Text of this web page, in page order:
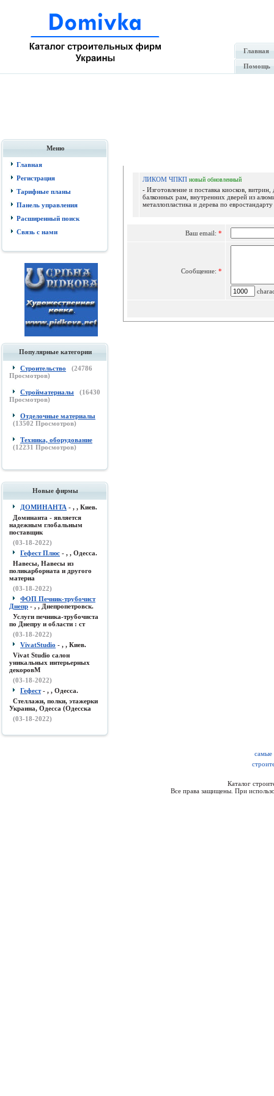
Главная
Помощь
Меню
Главная
Регистрация
Тарифные планы
Панель управления
Расширенный поиск
Связь с нами
Популярные категории
Строительство (24786
Просмотров)
Стройматериалы (16430
Просмотров)
Отделочные материалы
(13502 Просмотров)
Техника, оборудование
(12231 Просмотров)
Новые фирмы
ДОМИНАНТА - , , Киев.
Доминанта - является
надежным глобальным
поставщик
(03-18-2022)
Гефест Плюс - , , Одесса.
Навесы, Навесы из
поликарборната и другого
материа
(03-18-2022)
ФОП Печник-трубочист
Днепр - , , Днепропетровск.
Услуги печника-трубочиста
по Днепру и области : ст
(03-18-2022)
VivatStudio - , , Киев.
Vivat Studio салон
уникальных интерьерных
декоровМ
(03-18-2022)
Гефест- , , Одесса.
Стеллажи, полки, этажерки
Украина, Одесса (Одесска
(03-18-2022)
ЛИКОМ ЧПКП новый обновленный
- Изготовление и поставка киосков, витрин,
балконных рам, внутренних дверей из
металлопластика и дерева по
Ваш email: *
Сообщение: *
самые
Каталог
Все права защищены. При